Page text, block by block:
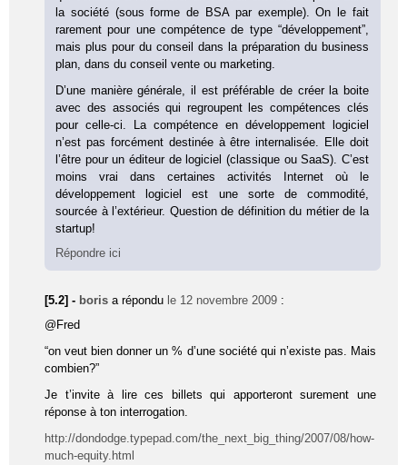
la société (sous forme de BSA par exemple). On le fait
rarement pour une compétence de type “développement”,
mais plus pour du conseil dans la préparation du business
plan, dans du conseil vente ou marketing.
D’une manière générale, il est préférable de créer la boite
avec des associés qui regroupent les compétences clés
pour celle-ci. La compétence en développement logiciel
n’est pas forcément destinée à être internalisée. Elle doit
l’être pour un éditeur de logiciel (classique ou SaaS). C’est
moins vrai dans certaines activités Internet où le
développement logiciel est une sorte de commodité,
sourcée à l’extérieur. Question de définition du métier de la
startup!
Répondre ici
[5.2] - boris a répondu le 12 novembre 2009 :
@Fred
“on veut bien donner un % d’une société qui n’existe pas. Mais
combien?”
Je t’invite à lire ces billets qui apporteront surement une
réponse à ton interrogation.
http://dondodge.typepad.com/the_next_big_thing/2007/08/how-
much-equity.html